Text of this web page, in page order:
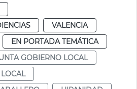
VALENCIA
EN PORTADA TEMÁTICA
GOBIERNO LOCAL